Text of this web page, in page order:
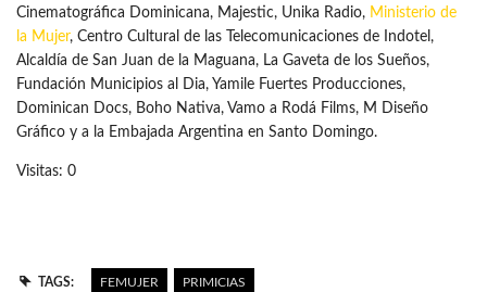
Cinematográfica Dominicana, Majestic, Unika Radio, Ministerio de
la Mujer, Centro Cultural de las Telecomunicaciones de Indotel,
Alcaldía de San Juan de la Maguana, La Gaveta de los Sueños,
Fundación Municipios al Dia, Yamile Fuertes Producciones,
Dominican Docs, Boho Nativa, Vamo a Rodá Films, M Diseño
Gráfico y a la Embajada Argentina en Santo Domingo.
Visitas: 0
TAGS: FEMUJER PRIMICIAS